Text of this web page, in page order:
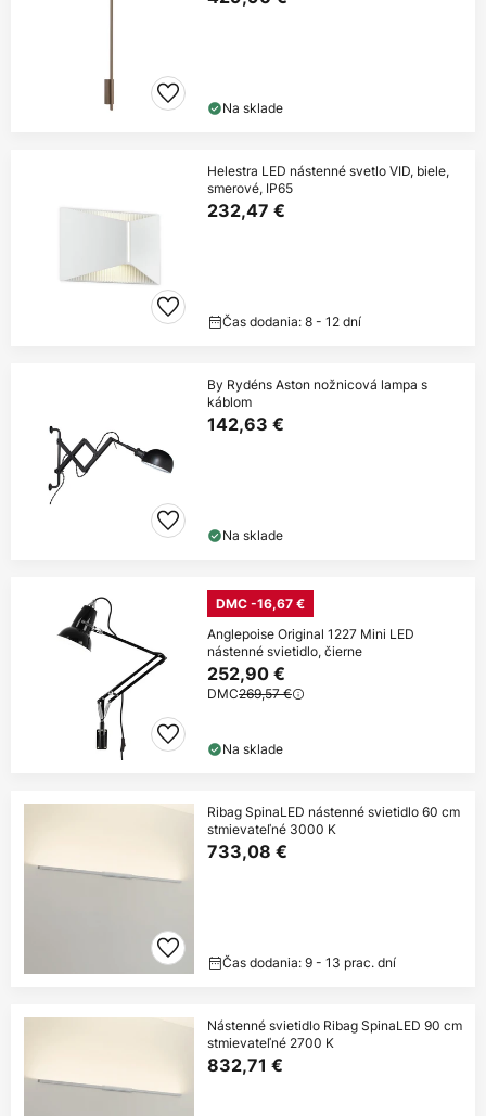
Na sklade
Helestra LED nástenné svetlo VID, biele,
smerové, IP65
232,47 €
Čas dodania: 8 - 12 dní
By Rydéns Aston nožnicová lampa s
káblom
142,63 €
Na sklade
DMC -16,67 €
Anglepoise Original 1227 Mini LED
nástenné svietidlo, čierne
252,90 €
DMC269,57 €
Na sklade
Ribag SpinaLED nástenné svietidlo 60 cm
stmievateľné 3000 K
733,08 €
Čas dodania: 9 - 13 prac. dní
Nástenné svietidlo Ribag SpinaLED 90 cm
stmievateľné 2700 K
832,71 €